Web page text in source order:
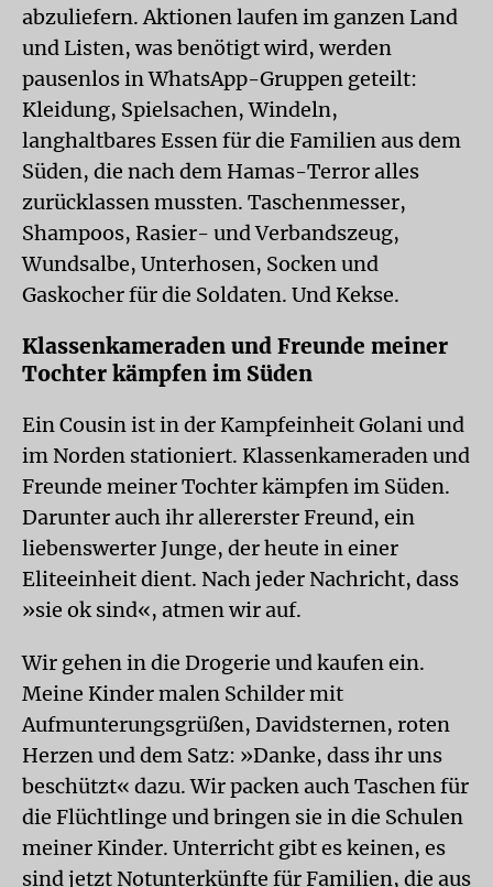
abzuliefern. Aktionen laufen im ganzen Land
und Listen, was benötigt wird, werden
pausenlos in WhatsApp-Gruppen geteilt:
Kleidung, Spielsachen, Windeln,
langhaltbares Essen für die Familien aus dem
Süden, die nach dem Hamas-Terror alles
zurücklassen mussten. Taschenmesser,
Shampoos, Rasier- und Verbandszeug,
Wundsalbe, Unterhosen, Socken und
Gaskocher für die Soldaten. Und Kekse.
Klassenkameraden und Freunde meiner
Tochter kämpfen im Süden
Ein Cousin ist in der Kampfeinheit Golani und
im Norden stationiert. Klassenkameraden und
Freunde meiner Tochter kämpfen im Süden.
Darunter auch ihr allererster Freund, ein
liebenswerter Junge, der heute in einer
Eliteeinheit dient. Nach jeder Nachricht, dass
»sie ok sind«, atmen wir auf.
Wir gehen in die Drogerie und kaufen ein.
Meine Kinder malen Schilder mit
Aufmunterungsgrüßen, Davidsternen, roten
Herzen und dem Satz: »Danke, dass ihr uns
beschützt« dazu. Wir packen auch Taschen für
die Flüchtlinge und bringen sie in die Schulen
meiner Kinder. Unterricht gibt es keinen, es
sind jetzt Notunterkünfte für Familien, die aus